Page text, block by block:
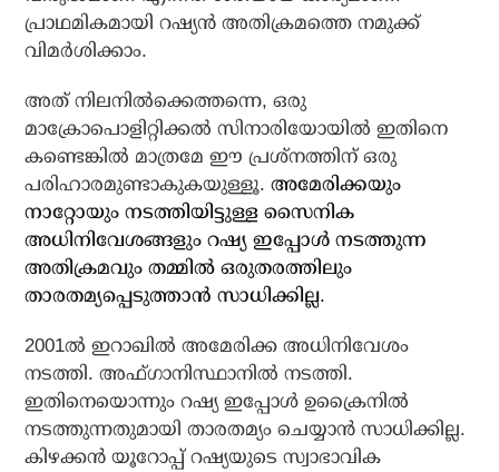
പ്രാഥമികമായി റഷ്യന്‍ അതിക്രമത്തെ നമുക്ക്
വിമര്‍ശിക്കാം.
അത് നിലനില്‍ക്കെത്തന്നെ, ഒരു
മാക്രോപൊളിറ്റിക്കല്‍ സിനാരിയോയില്‍ ഇതിനെ
കണ്ടെങ്കില്‍ മാത്രമേ ഈ പ്രശ്‌നത്തിന് ഒരു
പരിഹാരമുണ്ടാകുകയുള്ളൂ.അമേരിക്കയും
നാറ്റോയും നടത്തിയിട്ടുള്ള സൈനിക
അധിനിവേശങ്ങളും റഷ്യ ഇപ്പോള്‍ നടത്തുന്ന
അതിക്രമവും തമ്മില്‍ ഒരുതരത്തിലും
താരതമ്യപ്പെടുത്താന്‍ സാധിക്കില്ല.
2001ല്‍ ഇറാഖില്‍ അമേരിക്ക അധിനിവേശം
നടത്തി. അഫ്ഗാനിസ്ഥാനില്‍ നടത്തി.
ഇതിനെയൊന്നും റഷ്യ ഇപ്പോള്‍ ഉക്രൈനില്‍
നടത്തുന്നതുമായി താരതമ്യം ചെയ്യാന്‍ സാധിക്കില്ല.
കിഴക്കന്‍ യൂറോപ്പ് റഷ്യയുടെ സ്വാഭാവിക